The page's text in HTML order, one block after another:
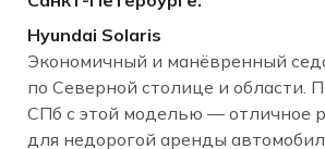
Hyundai Solaris
Экономичный и манёвренный
по Северной столице и области.
СПб с этой моделью — отличное
для недорогой аренды